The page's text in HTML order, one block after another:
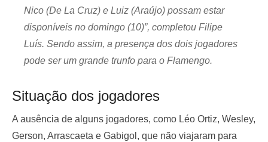
Nico (De La Cruz) e Luiz (Araújo) possam estar
disponíveis no domingo (10)”, completou Filipe
Luís. Sendo assim, a presença dos dois jogadores
pode ser um grande trunfo para o Flamengo.
Situação dos jogadores
A ausência de alguns jogadores, como Léo Ortiz, Wesley,
Gerson, Arrascaeta e Gabigol, que não viajaram para